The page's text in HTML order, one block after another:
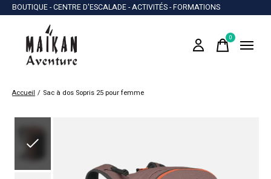
BOUTIQUE - CENTRE D'ESCALADE - ACTIVITÉS - FORMATIONS
0items
Accueil / Sac à dos Sopris 25 pour femme